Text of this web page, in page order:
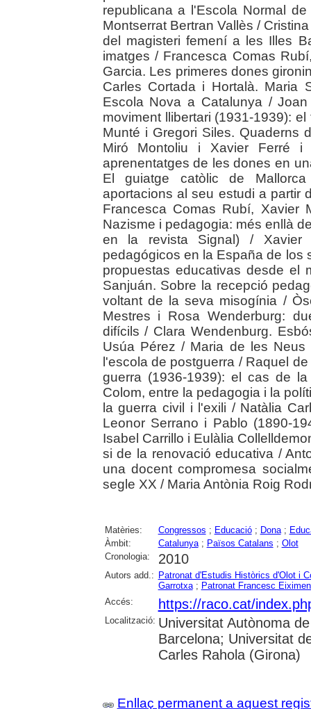
republicana a l'Escola Normal
Montserrat Bertran Vallès /
del magisteri femení a les Illes
imatges / Francesca Comas
Garcia. Les primeres dones
Carles Cortada i Hortalà. Maria
Escola Nova a Catalunya /
moviment llibertari (1931-1939):
Munté i Gregori Siles. Quaderns
Miró Montoliu i Xavier Ferré i
aprenentatges de les dones en
El guiatge catòlic de
aportacions al seu estudi a partir
Francesca Comas Rubí, Xavier
Nazisme i pedagogia: més enllà
en la revista Signal) / Xavier
pedagógicos en la España de los
propuestas educativas desde el
Sanjuán. Sobre la recepció
voltant de la seva misogínia /
Mestres i Rosa Wenderburg:
difícils / Clara Wendenburg.
Usúa Pérez / Maria de les
l'escola de postguerra / Raquel
guerra (1936-1939): el cas de
Colom, entre la pedagogia i la
la guerra civil i l'exili / Natàlia
Leonor Serrano i Pablo (1890-
Isabel Carrillo i Eulàlia
si de la renovació educativa /
una docent compromesa
segle XX / Maria Antònia Roig
Matèries: Congressos ; Educació; Dona;
Àmbit:
Catalunya; Països Catalans ; Olot
Cronologia:
2010
Autors add.: Patronat d'Estudis Històrics d'Olot i
Garrotxa; Patronat Francesc
Accés:
https://raco.cat/
Localització: Universitat Autònoma
Barcelona; Universitat
Carles Rahola (Girona)
Enllaç permanent a aquest